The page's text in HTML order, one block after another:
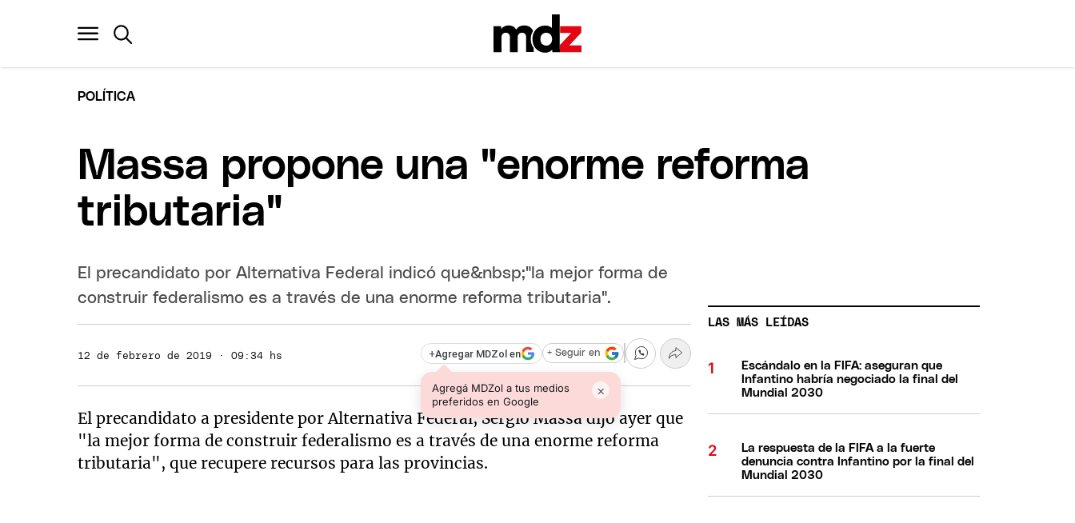
POLÍTICA
Massa propone una "enorme reforma
tributaria"
El precandidato por Alternativa Federal indicó que&nbsp;"la mejor forma de
construir federalismo es a través de una enorme reforma tributaria".
12 de febrero de 2019 · 09:34 hs +Agregar MDZol en
Agregá MDZol a tus medios
preferidos en Google
×
+ Seguir en
El precandidato a presidente por Alternativa Federal, Sergio Massa dijo ayer que
"la mejor forma de construir federalismo es a través de una enorme reforma
tributaria", que recupere recursos para las provincias.
LAS MÁS LEÍDAS
Escándalo en la FIFA: aseguran que
Infantino habría negociado la final del
Mundial 2030
La respuesta de la FIFA a la fuerte
denuncia contra Infantino por la final del
Mundial 2030